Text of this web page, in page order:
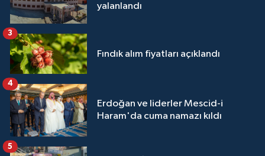
yalanlandı
Fındık alım fiyatları açıklandı
3
Erdoğan ve liderler Mescid-i
Haram'da cuma namazı kıldı
4
5